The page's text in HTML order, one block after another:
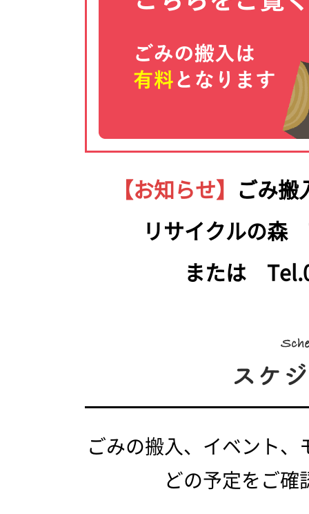
【お知らせ】 ごみ搬
リサイクルの森
または
ごみの搬入、イベント
どの予定をご